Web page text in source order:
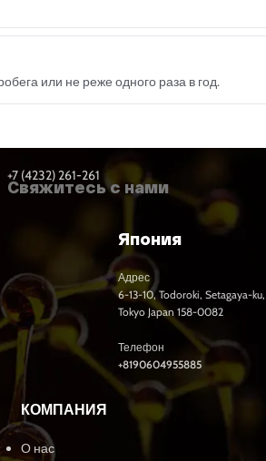
или не реже одного раза в год.
+7 (4232) 261-261
Свяжитесь с нами
Япония
Адрес
6-13-10, Todoroki, Setagaya-ku,
Tokyo Japan 158-0082
Телефон
+8190604955885
КОМПАНИЯ
О нас